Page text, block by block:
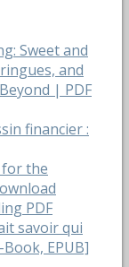
Sweet and
and
| PDF
financier :
for the
PDF
savoir qui
EPUB]